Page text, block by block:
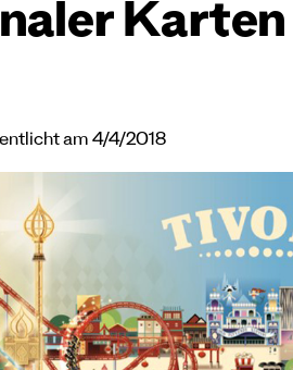
Karten
am 4/4/2018